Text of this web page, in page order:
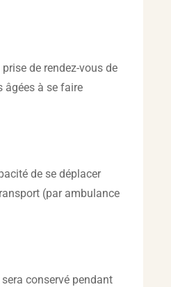
de rendez-vous de
âgées à se faire
de se déplacer
(par ambulance
conservé pendant